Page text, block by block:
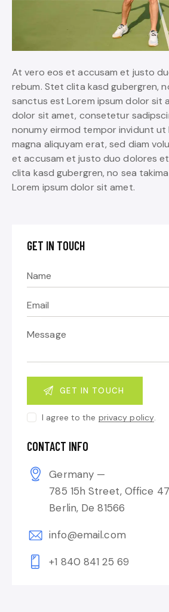
At vero eos et accusam et justo
rebum. Stet clita kasd gubergren,
sanctus est Lorem ipsum dolor sit
dolor sit amet, consetetur
nonumy eirmod tempor invidunt
magna aliquyam erat, sed diam
et accusam et justo duo dolores
clita kasd gubergren, no sea
Lorem ipsum dolor sit amet.
GET IN TOUCH
I agree to the privacy policy.
CONTACT INFO
Germany —
785 15h Street, Office
Berlin, De 81566
info@email.com
+1 840 841 25 69